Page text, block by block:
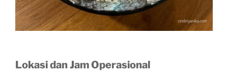
Lokasi dan Jam Operasional